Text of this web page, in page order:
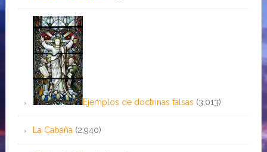
Ejemplos de doctrinas falsas (3,013)
La Cabaña (2,940)